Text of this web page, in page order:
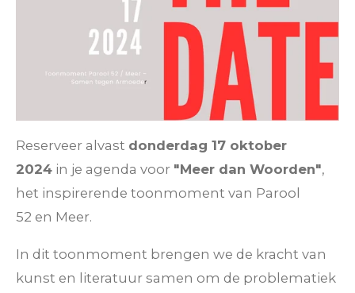
Reserveer alvast donderdag 17 oktober
2024 in je agenda voor "Meer dan Woorden",
het inspirerende toonmoment van Parool
52 en Meer.
In dit toonmoment brengen we de kracht van
kunst en literatuur samen om de problematiek